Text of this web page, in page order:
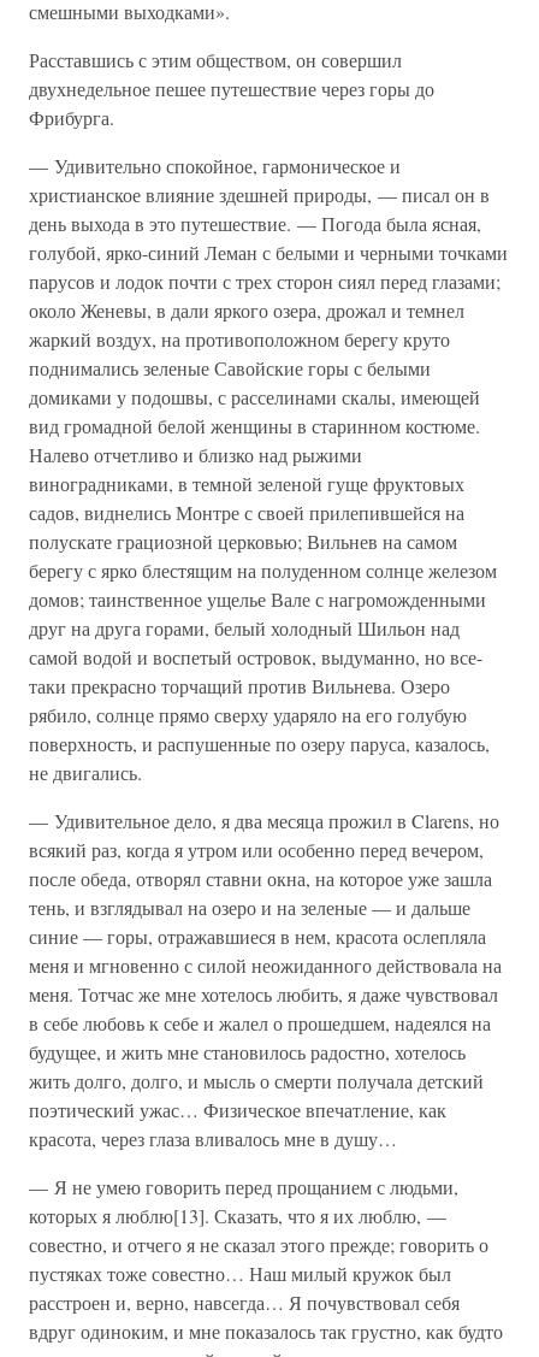
смешными выходками».
Расставшись с этим обществом, он совершил
двухнедельное пешее путешествие через горы до
Фрибурга.
— Удивительно спокойное, гармоническое и
христианское влияние здешней природы, — писал он в
день выхода в это путешествие. — Погода была ясная,
голубой, ярко-синий Леман с белыми и черными точками
парусов и лодок почти с трех сторон сиял перед глазами;
около Женевы, в дали яркого озера, дрожал и темнел
жаркий воздух, на противоположном берегу круто
поднимались зеленые Савойские горы с белыми
домиками у подошвы, с расселинами скалы, имеющей
вид громадной белой женщины в старинном костюме.
Налево отчетливо и близко над рыжими
виноградниками, в темной зеленой гуще фруктовых
садов, виднелись Монтре с своей прилепившейся на
полускате грациозной церковью; Вильнев на самом
берегу с ярко блестящим на полуденном солнце железом
домов; таинственное ущелье Вале с нагроможденными
друг на друга горами, белый холодный Шильон над
самой водой и воспетый островок, выдуманно, но все-
таки прекрасно торчащий против Вильнева. Озеро
рябило, солнце прямо сверху ударяло на его голубую
поверхность, и распушенные по озеру паруса, казалось,
не двигались.
— Удивительное дело, я два месяца прожил в Clarens, но
всякий раз, когда я утром или особенно перед вечером,
после обеда, отворял ставни окна, на которое уже зашла
тень, и взглядывал на озеро и на зеленые — и дальше
синие — горы, отражавшиеся в нем, красота ослепляла
меня и мгновенно с силой неожиданного действовала на
меня. Тотчас же мне хотелось любить, я даже чувствовал
в себе любовь к себе и жалел о прошедшем, надеялся на
будущее, и жить мне становилось радостно, хотелось
жить долго, долго, и мысль о смерти получала детский
поэтический ужас… Физическое впечатление, как
красота, через глаза вливалось мне в душу…
— Я не умею говорить перед прощанием с людьми,
которых я люблю[13]. Сказать, что я их люблю, —
совестно, и отчего я не сказал этого прежде; говорить о
пустяках тоже совестно… Наш милый кружок был
расстроен и, верно, навсегда… Я почувствовал себя
вдруг одиноким, и мне показалось так грустно, как будто